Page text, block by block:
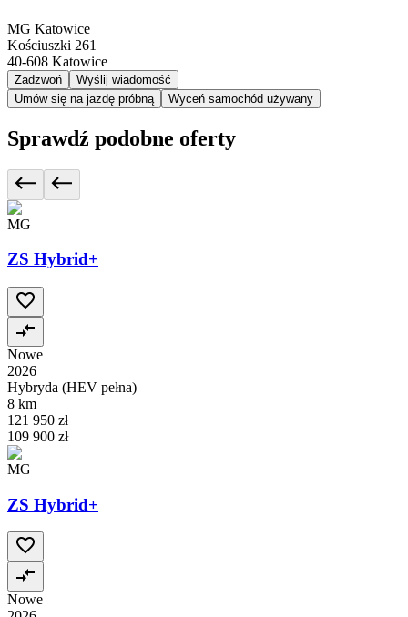
MG Katowice
Kościuszki 261
40-608 Katowice
Zadzwoń
Wyślij wiadomość
Umów się na jazdę próbną
Wyceń samochód używany
Sprawdź podobne oferty
MG
ZS Hybrid+
Nowe
2026
Hybryda (HEV pełna)
8 km
121 950 zł
109 900 zł
MG
ZS Hybrid+
Nowe